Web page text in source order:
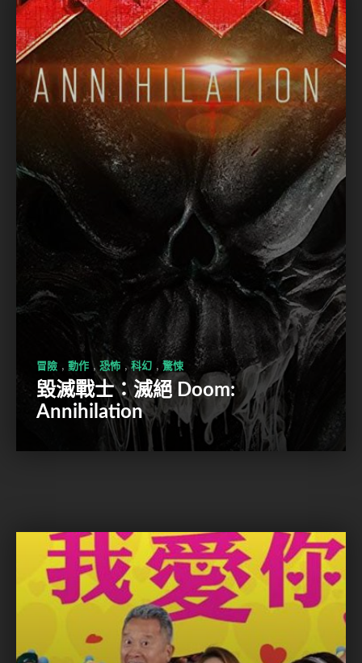
冒險 , 動作 , 恐怖 , 科幻 , 驚悚
毀滅戰士：滅絕 Doom:
Annihilation